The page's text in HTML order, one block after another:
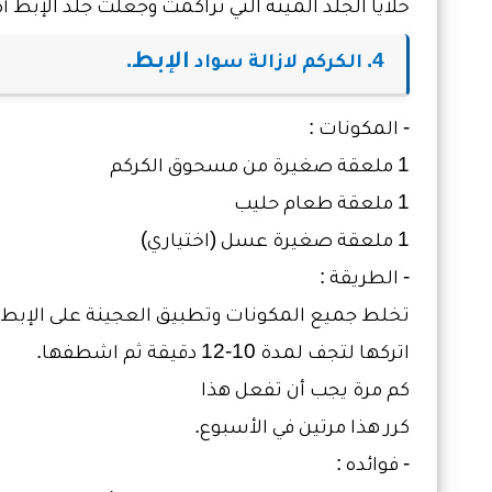
خلايا الجلد الميتة التي تراكمت وجعلت جلد الإبط
4. الكركم لازالة سواد الإبط.
- المكونات :
1 ملعقة صغيرة من مسحوق الكركم
1 ملعقة طعام حليب
1 ملعقة صغيرة عسل (اختياري)
- الطريقة :
تخلط جميع المكونات وتطبيق العجينة على
اتركها لتجف لمدة 10-12 دقيقة ثم اشطفها.
كم مرة يجب أن تفعل هذا
كرر هذا مرتين في الأسبوع.
- فوائده :